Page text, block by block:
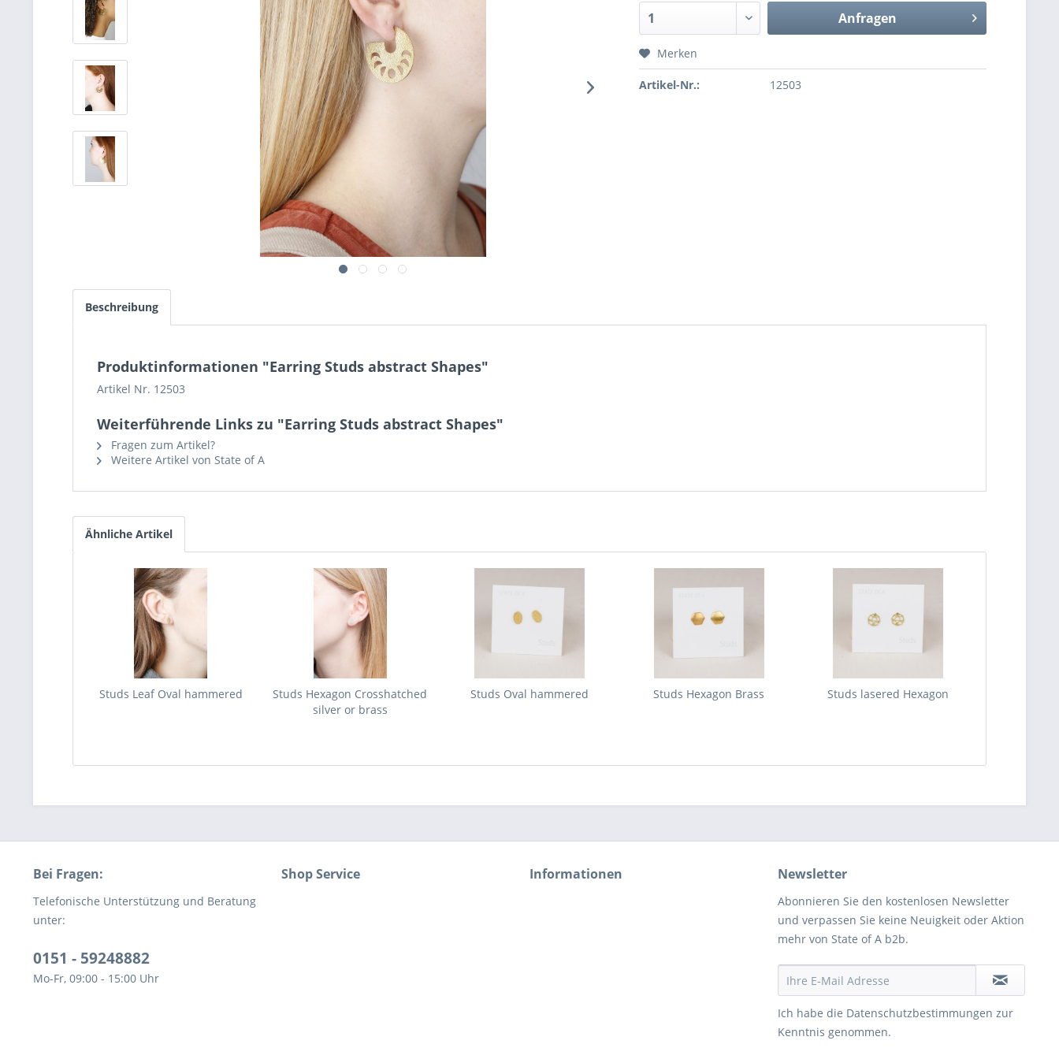
Anfragen
Merken
Artikel-Nr.: 12503
Beschreibung
Produktinformationen "Earring Studs abstract Shapes"
Artikel Nr. 12503
Weiterführende Links zu "Earring Studs abstract Shapes"
Fragen zum Artikel?
Weitere Artikel von State of A
Ähnliche Artikel
Studs Leaf Oval hammered
Studs Hexagon Crosshatched
silver or brass
Studs Oval hammered Studs Hexagon Brass Studs lasered Hexagon
Bei Fragen:
Telefonische Unterstützung und Beratung
unter:
0151 - 59248882
Mo-Fr, 09:00 - 15:00 Uhr
Shop Service Informationen Newsletter
Abonnieren Sie den kostenlosen Newsletter
und verpassen Sie keine Neuigkeit oder Aktion
mehr von State of A b2b.
Ich habe die Datenschutzbestimmungen zur
Kenntnis genommen.